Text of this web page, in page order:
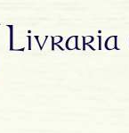
Livraria